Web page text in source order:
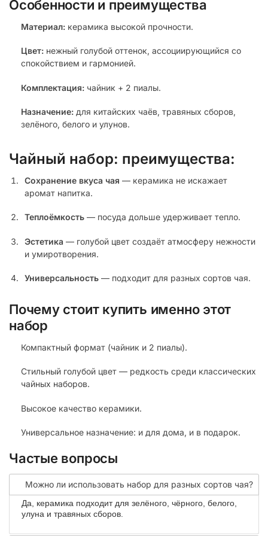
Особенности и преимущества
Материал: керамика высокой прочности.
Цвет: нежный голубой оттенок, ассоциирующийся со
спокойствием и гармонией.
Комплектация: чайник + 2 пиалы.
Назначение: для китайских чаёв, травяных сборов,
зелёного, белого и улунов.
Чайный набор: преимущества:
Сохранение вкуса чая — керамика не искажает
аромат напитка.
Теплоёмкость — посуда дольше удерживает тепло.
Эстетика — голубой цвет создаёт атмосферу нежности
и умиротворения.
Универсальность — подходит для разных сортов чая.
Почему стоит купить именно этот
набор
Компактный формат (чайник и 2 пиалы).
Стильный голубой цвет — редкость среди классических
чайных наборов.
Высокое качество керамики.
Универсальное назначение: и для дома, и в подарок.
Частые вопросы
Можно ли использовать набор для разных сортов чая?
Да, керамика подходит для зелёного, чёрного, белого,
улуна и травяных сборов.